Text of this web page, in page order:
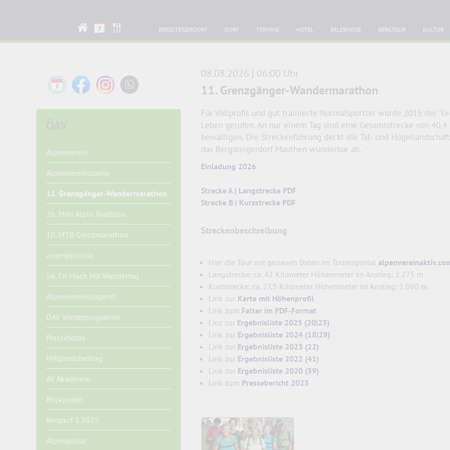
BERGSTEIGERDORF DORF TERMINE HOTEL ERLEBNISSE BERGTOUR KULTUR
Alpenverein
Alpenvereinscamp
11. Grenzgänger-Wandermarathon
26. Mini Alpin Triathlon
10. MTB Grenzmarathon
arrampicarnia
56. Fit Mach Mit Wandertag
Alpenvereinsjugend
ÖAV Winterprogramm
Pressefotos
Mitgliedsbeitrag
AV Akademie
Blickpunkt
Bergauf 3.2025
Alpenpässe
08.08.2026 | 06:00 Uhr
11. Grenzgänger-Wandermarathon
Für Vollprofis und gut trainierte Normalsportler wurde 2015 der
Leben gerufen. An nur einem Tag sind eine Gesamtstrecke von
bewältigen. Die Streckenführung deckt die Tal- und
das Bergsteigerdorf Mauthen wunderbar ab.
Einladung 2026
Strecke A | Langstrecke PDF
Strecke B | Kurzstrecke PDF
Streckenbeschreibung
Hier die Tour mit genauen Daten im Tourenportal
Langstrecke: ca. 42 Kilometer Höhenmeter im Anstieg: 2.275 m
Kurzstrecke: ca. 27,5 Kilometer Höhenmeter im Anstieg: 1.090 m
Link zur Karte mit Höhenprofil
Link zum Falter im PDF-Format
Linz zur Ergebnisliste 2025 (20|23)
Link zur Ergebnisliste 2024 (18|29)
Link zur Ergebnisliste 2023 (22)
Link zur Ergebnisliste 2022 (41)
Link zur Ergebnisliste 2020 (39)
Link zum Pressebericht 2023